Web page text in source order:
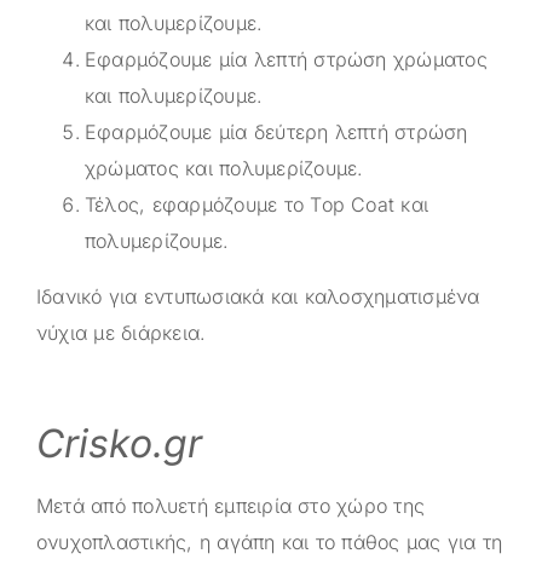
και πολυμερίζουμε.
Εφαρμόζουμε μία λεπτή στρώση χρώματος
και πολυμερίζουμε.
Εφαρμόζουμε μία δεύτερη λεπτή στρώση
χρώματος και πολυμερίζουμε.
Τέλος, εφαρμόζουμε το Top Coat και
πολυμερίζουμε.
Ιδανικό για εντυπωσιακά και καλοσχηματισμένα
νύχια με διάρκεια.
Crisko.gr
Μετά από πολυετή εμπειρία στο χώρο της
ονυχοπλαστικής, η αγάπη και το πάθος μας για τη